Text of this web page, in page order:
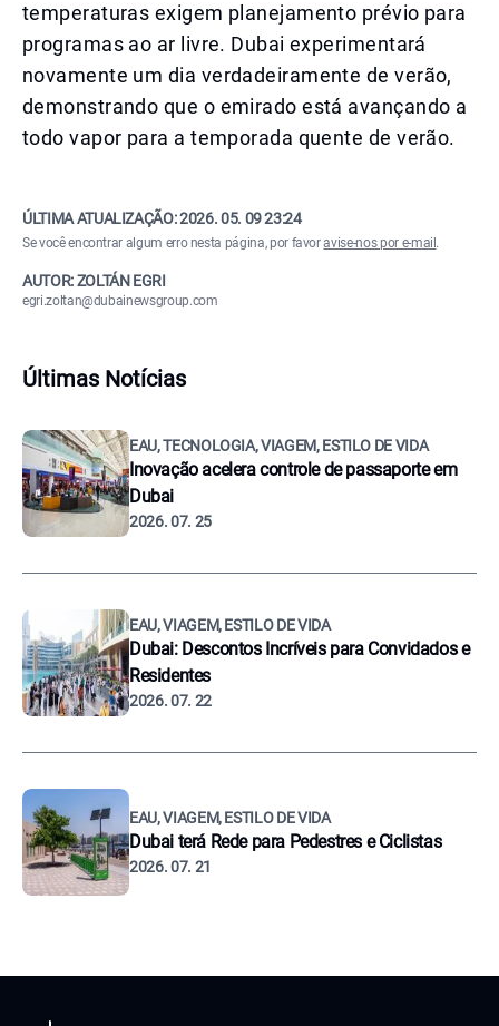
temperaturas exigem planejamento prévio para
programas ao ar livre. Dubai experimentará
novamente um dia verdadeiramente de verão,
demonstrando que o emirado está avançando a
todo vapor para a temporada quente de verão.
ÚLTIMA ATUALIZAÇÃO:2026. 05. 09 23:24
Se você encontrar algum erro nesta página, por favoravise-nos por e-mail .
AUTOR: ZOLTÁN EGRI
egri.zoltan@dubainewsgroup.com
Últimas Notícias
EAU, TECNOLOGIA, VIAGEM, ESTILO DE VIDA
Inovação acelera controle de passaporte em
Dubai
2026. 07. 25
EAU, VIAGEM, ESTILO DE VIDA
Dubai: Descontos Incríveis para Convidados e
Residentes
2026. 07. 22
EAU, VIAGEM, ESTILO DE VIDA
Dubai terá Rede para Pedestres e Ciclistas
2026. 07. 21